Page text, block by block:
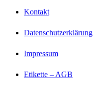
Kontakt
Datenschutzerklärung
Impressum
Etikette – AGB